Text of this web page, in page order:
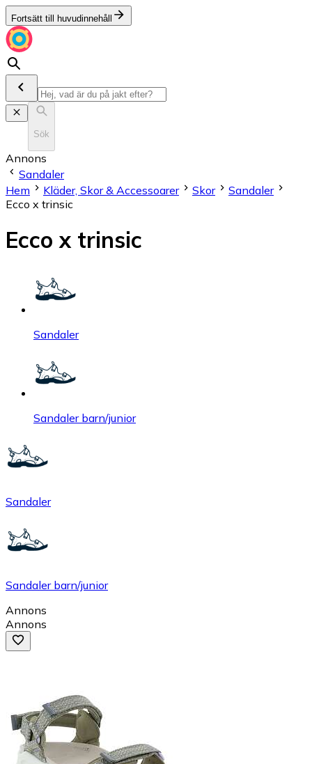
Fortsätt till huvudinnehåll
Sök
Annons
Sandaler
Hem
Kläder, Skor & Accessoarer Skor
Sandaler
Ecco x trinsic
Ecco x trinsic
Sandaler
Sandaler barn/junior
Sandaler
Sandaler barn/junior
Annons
Annons